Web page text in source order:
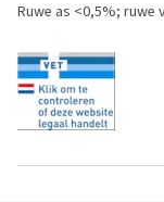
Ruwe as <0,5%;